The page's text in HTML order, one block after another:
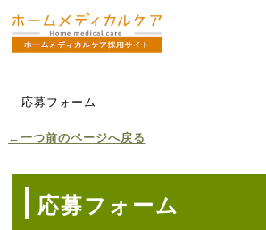
応募フォーム
←一つ前のページへ戻る
応募フォーム